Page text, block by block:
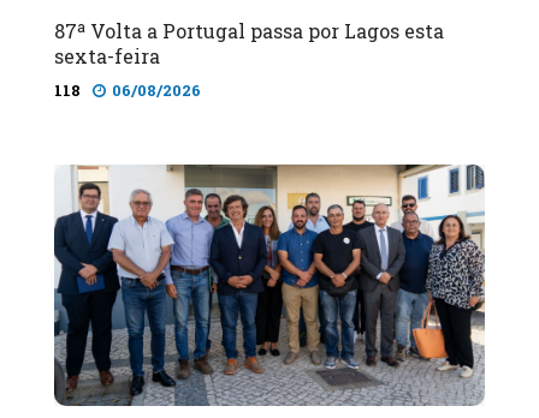
87ª Volta a Portugal passa por Lagos esta
sexta-feira
118 06/08/2026